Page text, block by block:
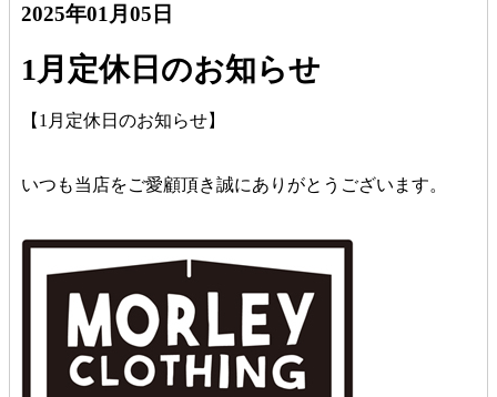
2025年01月05日
1月定休日のお知らせ
【1月定休日のお知らせ】
いつも当店をご愛顧頂き誠にありがとうございます。